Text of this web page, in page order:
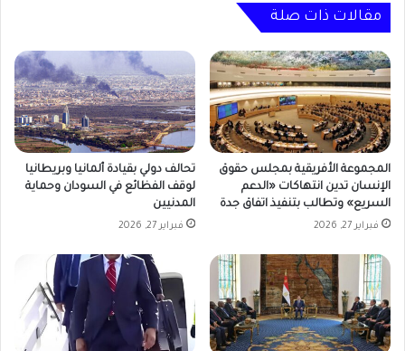
مقالات ذات صلة
المجموعة الأفريقية بمجلس حقوق
الإنسان تدين انتهاكات «الدعم
السريع» وتطالب بتنفيذ اتفاق جدة
فبراير 27, 2026
تحالف دولي بقيادة ألمانيا وبريطانيا
لوقف الفظائع في السودان وحماية
المدنيين
فبراير 27, 2026